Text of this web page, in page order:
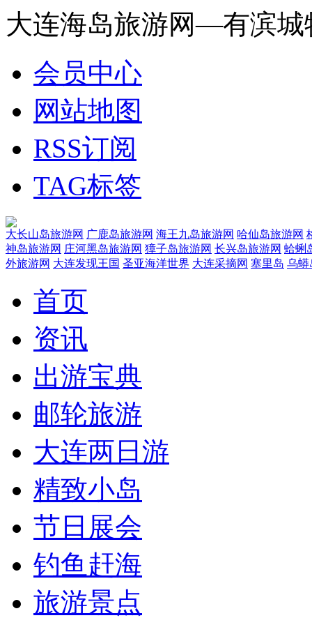
大连海岛旅游网—有滨城
会员中心
网站地图
RSS订阅
TAG标签
大长山岛旅游网 广鹿岛旅游网 海王九岛旅游网 哈仙岛旅游网
神岛旅游网 庄河黑岛旅游网 獐子岛旅游网 长兴岛旅游网 蛤蜊
外旅游网 大连发现王国 圣亚海洋世界 大连采摘网 塞里岛 乌蟒
首页
资讯
出游宝典
邮轮旅游
大连两日游
精致小岛
节日展会
钓鱼赶海
旅游景点